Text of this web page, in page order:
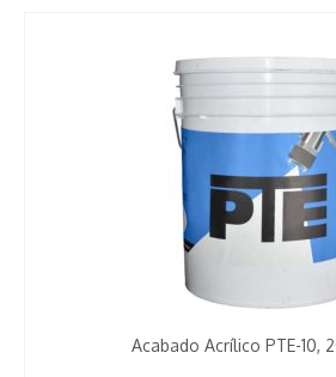
Acabado Acrílico PTE-10,